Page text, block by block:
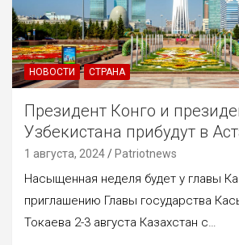
НОВОСТИ СТРАНА
Президент Конго и
Узбекистана прибудут в
1 августа, 2024 Patriotnews
Насыщенная неделя будет у главы
приглашению Главы государства
Токаева 2-3 августа Казахстан с…